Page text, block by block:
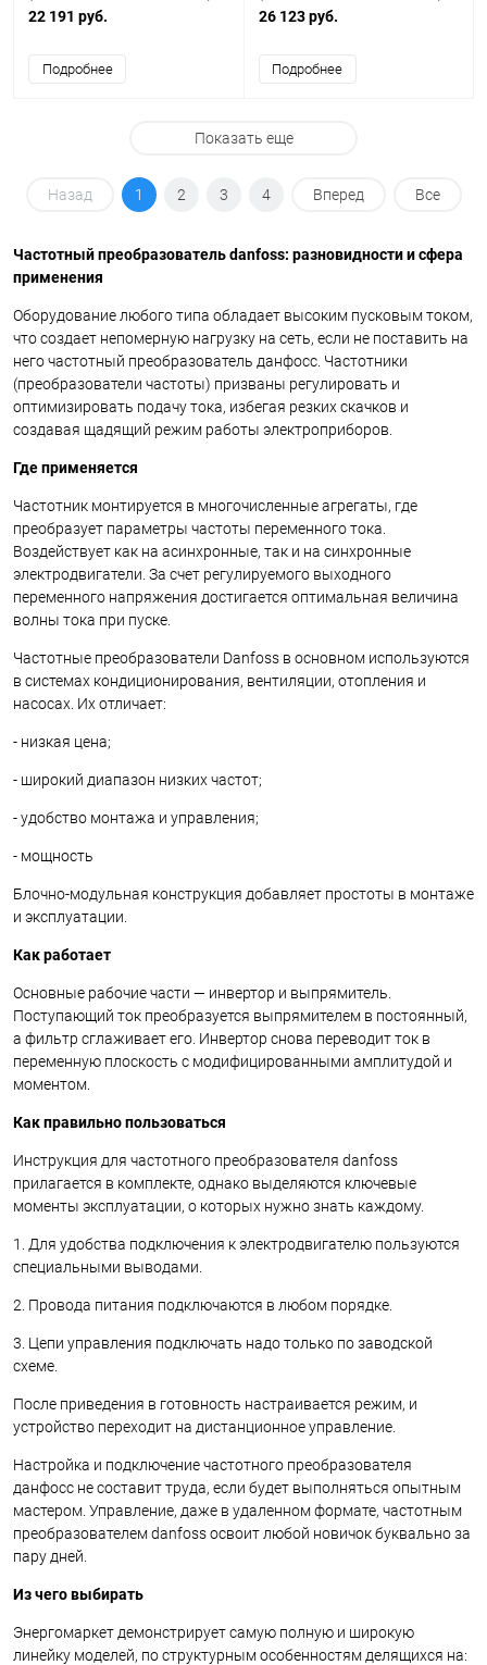
22 191 руб.
Подробнее
26 123 руб.
Подробнее
Показать еще
Назад 1 2 3 4 Вперед Все
Частотный преобразователь danfoss: разновидности и сфера
применения
Оборудование любого типа обладает высоким пусковым током,
что создает непомерную нагрузку на сеть, если не поставить на
него частотный преобразователь данфосс. Частотники
(преобразователи частоты) призваны регулировать и
оптимизировать подачу тока, избегая резких скачков и
создавая щадящий режим работы электроприборов.
Где применяется
Частотник монтируется в многочисленные агрегаты, где
преобразует параметры частоты переменного тока.
Воздействует как на асинхронные, так и на синхронные
электродвигатели. За счет регулируемого выходного
переменного напряжения достигается оптимальная величина
волны тока при пуске.
Частотные преобразователи Danfoss в основном используются
в системах кондиционирования, вентиляции, отопления и
насосах. Их отличает:
- низкая цена;
- широкий диапазон низких частот;
- удобство монтажа и управления;
- мощность
Блочно-модульная конструкция добавляет простоты в монтаже
и эксплуатации.
Как работает
Основные рабочие части — инвертор и выпрямитель.
Поступающий ток преобразуется выпрямителем в постоянный,
а фильтр сглаживает его. Инвертор снова переводит ток в
переменную плоскость с модифицированными амплитудой и
моментом.
Как правильно пользоваться
Инструкция для частотного преобразователя danfoss
прилагается в комплекте, однако выделяются ключевые
моменты эксплуатации, о которых нужно знать каждому.
1. Для удобства подключения к электродвигателю пользуются
специальными выводами.
2. Провода питания подключаются в любом порядке.
3. Цепи управления подключать надо только по заводской
схеме.
После приведения в готовность настраивается режим, и
устройство переходит на дистанционное управление.
Настройка и подключение частотного преобразователя
данфосс не составит труда, если будет выполняться опытным
мастером. Управление, даже в удаленном формате, частотным
преобразователемdanfossосвоит любой новичок буквально за
пару дней.
Из чего выбирать
Энергомаркет демонстрирует самую полную и широкую
линейку моделей, по структурным особенностям делящихся на: